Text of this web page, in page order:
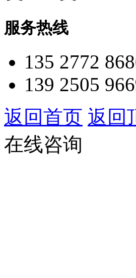
服务热线
135 2772
139 2505
返回首页 返回
在线咨询